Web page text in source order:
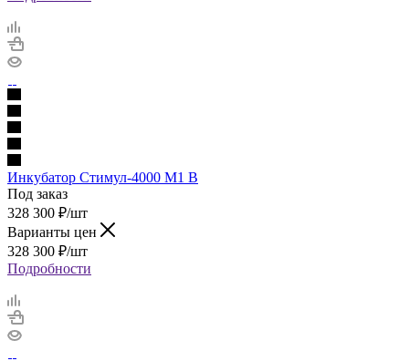
Инкубатор Стимул-4000 М1 В
Под заказ
328 300 ₽/шт
Варианты цен
328 300 ₽/шт
Подробности